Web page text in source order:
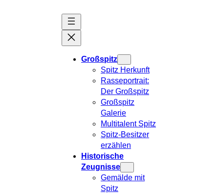
Großspitz
Spitz Herkunft
Rasseportrait:
Der Großspitz
Großspitz
Galerie
Multitalent Spitz
Spitz-Besitzer
erzählen
Historische
Zeugnisse
Gemälde mit
Spitz